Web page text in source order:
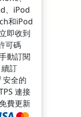
、iPod
和iPod
立即收到
可碼
動訂閱
續訂
安全的
連接
免費更新